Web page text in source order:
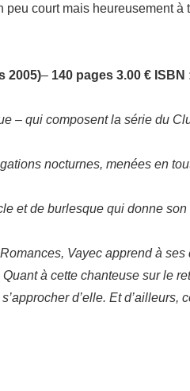
court mais heureusement
2005)– 140 pages 3.00 € ISBN
– qui composent la série du
nocturnes, menées en
et de burlesque qui donne
Vayec apprend à
à cette chanteuse sur le
d’elle. Et